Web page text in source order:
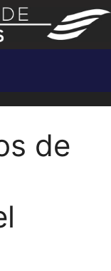
de